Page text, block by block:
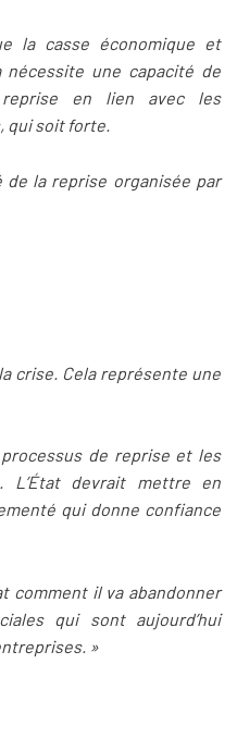
la casse économique et
une capacité de
en lien avec les
qui soit forte.
la reprise organisée par
crise. Cela représente une
de reprise et les
L’État devrait mettre en
qui donne confiance
comment il va abandonner
qui sont aujourd’hui
»